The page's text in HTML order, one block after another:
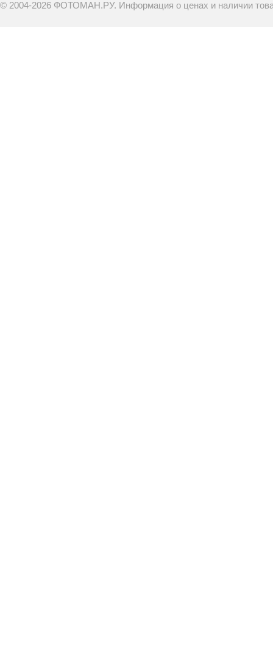
© 2004-2026 ФОТОМАН.РУ. Информация о ценах и наличии